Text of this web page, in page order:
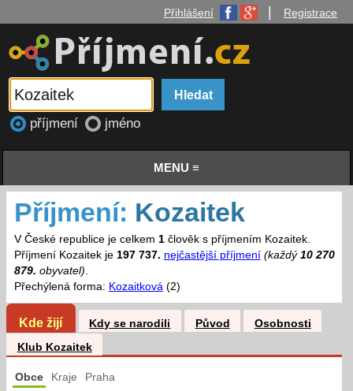
Přihlášení Registrace
příjmení jméno
MENU ≡
Příjmení: Kozaitek
V České republice je celkem 1člověk s příjmením Kozaitek.
Příjmení Kozaitek je 197 737. nejčastější příjmení (každý 10 270
879. obyvatel).
Přechýlená forma: Kozaitková(2)
Kde žijí Kdy se narodili Původ
Osobnosti
Klub Kozaitek
Obce Kraje Praha